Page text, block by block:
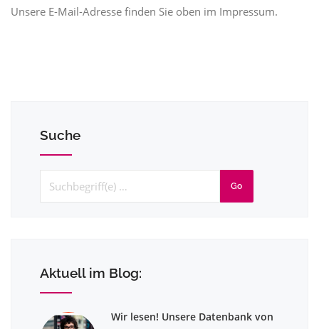
Unsere E-Mail-Adresse finden Sie oben im Impressum.
Suche
Go
Aktuell im Blog:
Wir lesen! Unsere Datenbank von